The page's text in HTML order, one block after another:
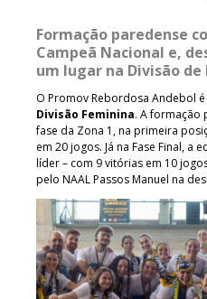
Formação paredense
Campeã Nacional e,
um lugar na Divisão de
O Promov Rebordosa Andebol é
Divisão Feminina. A formação
fase da Zona 1, na primeira
em 20 jogos. Já na Fase Final, a
líder – com 9 vitórias em 10
pelo NAAL Passos Manuel na